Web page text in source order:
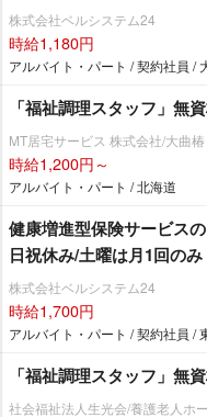
株式会社ベルシステム24
時給1,180円
アルバイト・パート / 契約社員 /
「福祉調理スタッフ」無
MT居宅サービス 株式会社/大曲椿
時給1,200円～
アルバイト・パート / 北海道
健康増進型保険サービス
日祝休み/土曜は月1回のみ
株式会社ベルシステム24
時給1,700円
アルバイト・パート / 契約社員 /
「福祉調理スタッフ」無
社会福祉法人生光会/養護老人ホ